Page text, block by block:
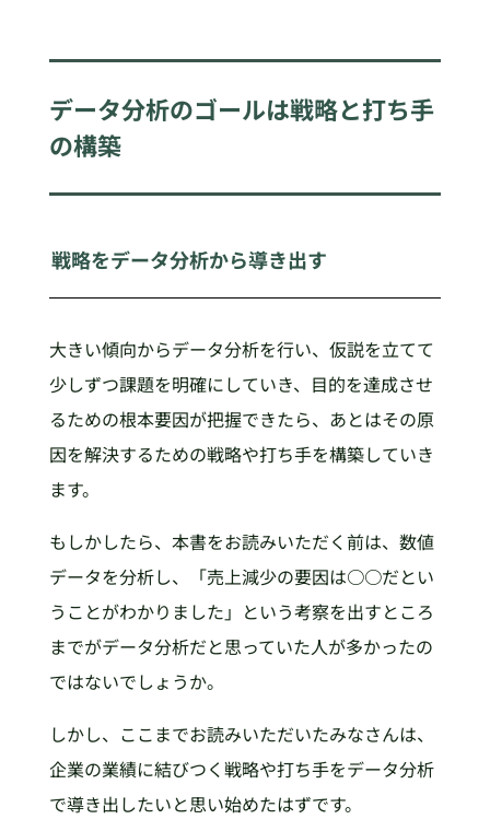
データ分析のゴールは戦略と打ち手
の構築
戦略をデータ分析から導き出す
大きい傾向からデータ分析を行い、仮説を立てて
少しずつ課題を明確にしていき、目的を達成させ
るための根本要因が把握できたら、あとはその原
因を解決するための戦略や打ち手を構築していき
ます。
もしかしたら、本書をお読みいただく前は、数値
データを分析し、「売上減少の要因は○○だとい
うことがわかりました」という考察を出すところ
までがデータ分析だと思っていた人が多かったの
ではないでしょうか。
しかし、ここまでお読みいただいたみなさんは、
企業の業績に結びつく戦略や打ち手をデータ分析
で導き出したいと思い始めたはずです。